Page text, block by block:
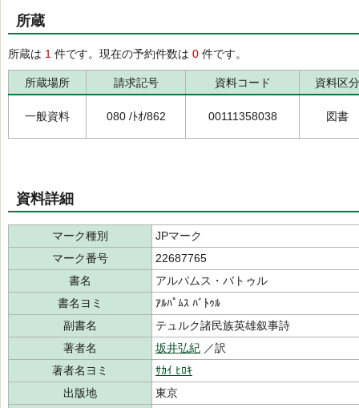
所蔵
所蔵は 1 件です。現在の予約件数は 0 件です。
所蔵場所 請求記号 資料コード 資料区分
一般資料 080 /ﾄｵ/862 00111358038 図書
資料詳細
マーク種別
JPマーク
マーク番号
22687765
書名
アルパムス・バトゥル
書名ヨミ
ｱﾙﾊﾟﾑｽ ﾊﾞﾄｩﾙ
副書名
テュルク諸民族英雄叙事詩
著者名
坂井弘紀 ／訳
著者名ヨミ
ｻｶｲ ﾋﾛｷ
出版地
東京